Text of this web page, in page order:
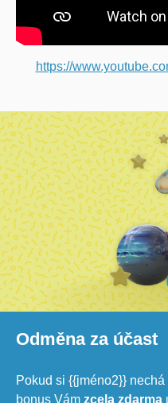
https://
Odměna za účast
Pokud si {{jméno2}}
bonus Vám zcela zdarma